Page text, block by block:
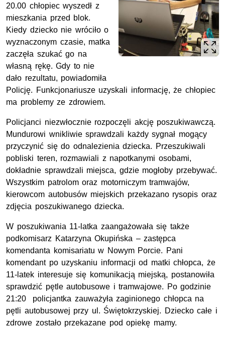
20.00 chłopiec wyszedł z
mieszkania przed blok.
Kiedy dziecko nie wróciło o
wyznaczonym czasie, matka
zaczęła szukać go na
własną rękę. Gdy to nie
dało rezultatu, powiadomiła
Policję. Funkcjonariusze uzyskali informację, że chłopiec
ma problemy ze zdrowiem.
Policjanci niezwłocznie rozpoczęli akcję poszukiwawczą.
Mundurowi wnikliwie sprawdzali każdy sygnał mogący
przyczynić się do odnalezienia dziecka. Przeszukiwali
pobliski teren, rozmawiali z napotkanymi osobami,
dokładnie sprawdzali miejsca, gdzie mogłoby przebywać.
Wszystkim patrolom oraz motorniczym tramwajów,
kierowcom autobusów miejskich przekazano rysopis oraz
zdjęcia poszukiwanego dziecka.
W poszukiwania 11-latka zaangażowała się także
podkomisarz Katarzyna Okupińska – zastępca
komendanta komisariatu w Nowym Porcie. Pani
komendant po uzyskaniu informacji od matki chłopca, że
11-latek interesuje się komunikacją miejską, postanowiła
sprawdzić pętle autobusowe i tramwajowe. Po godzinie
21:20 policjantka zauważyła zaginionego chłopca na
pętli autobusowej przy ul. Świętokrzyskiej. Dziecko całe i
zdrowe zostało przekazane pod opiekę mamy.